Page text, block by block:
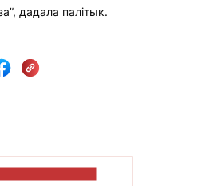
дадала палітык.